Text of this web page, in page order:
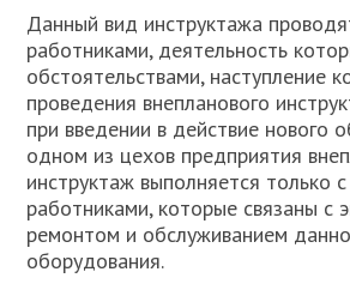
Данный вид инструктажа
работниками, деятельность
обстоятельствами, наступление
проведения внепланового
при введении в действие нового
одном из цехов предприятия
инструктаж выполняется только
работниками, которые связаны с
ремонтом и обслуживанием
оборудования.